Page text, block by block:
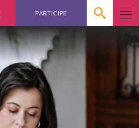
PARTICIPE